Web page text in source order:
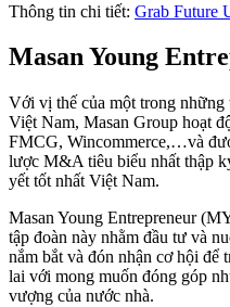
Thông tin chi tiết: Grab Future
Masan Young
Với vị thế của một trong những
Việt Nam, Masan Group hoạt
FMCG, Wincommerce,…và
lược M&A tiêu biểu nhất thập
yết tốt nhất Việt Nam.
Masan Young Entrepreneur
tập đoàn này nhằm đầu tư và
nắm bắt và đón nhận cơ hội để
lai với mong muốn đóng góp
vượng của nước nhà.